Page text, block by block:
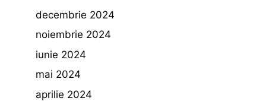
decembrie 2024
noiembrie 2024
iunie 2024
mai 2024
aprilie 2024